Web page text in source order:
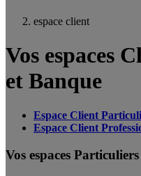
espace client
Vos espaces
et Banque
Espace Client
Espace Client
Vos espaces Particuliers